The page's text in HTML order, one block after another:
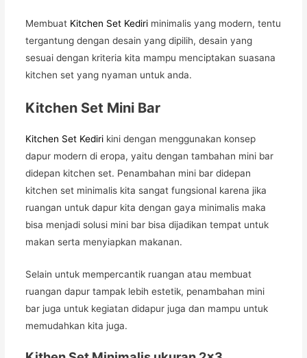
Membuat Kitchen Set Kediri minimalis yang modern, tentu
tergantung dengan desain yang dipilih, desain yang
sesuai dengan kriteria kita mampu menciptakan suasana
kitchen set yang nyaman untuk anda.
Kitchen Set Mini Bar
Kitchen Set Kediri kini dengan menggunakan konsep
dapur modern di eropa, yaitu dengan tambahan mini bar
didepan kitchen set. Penambahan mini bar didepan
kitchen set minimalis kita sangat fungsional karena jika
ruangan untuk dapur kita dengan gaya minimalis maka
bisa menjadi solusi mini bar bisa dijadikan tempat untuk
makan serta menyiapkan makanan.
Selain untuk mempercantik ruangan atau membuat
ruangan dapur tampak lebih estetik, penambahan mini
bar juga untuk kegiatan didapur juga dan mampu untuk
memudahkan kita juga.